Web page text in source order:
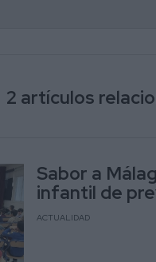
2 artículos
Sabor a
infantil de
ACTUALIDAD